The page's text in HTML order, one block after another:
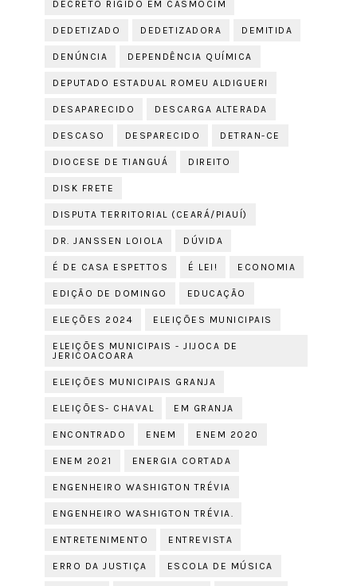
DECRETO RÍGIDO EM CASMOCIM
DEDETIZADO DEDETIZADORA DEMITIDA
DENÚNCIA DEPENDÊNCIA QUÍMICA
DEPUTADO ESTADUAL ROMEU ALDIGUERI
DESAPARECIDO DESCARGA ALTERADA
DESCASO DESPARECIDO DETRAN-CE
DIOCESE DE TIANGUÁ DIREITO
DISK FRETE
DISPUTA TERRITORIAL (CEARÁ/PIAUÍ)
DR. JANSSEN LOIOLA DÚVIDA
É DE CASA ESPETTOS É LEI! ECONOMIA
EDIÇÃO DE DOMINGO EDUCAÇÃO
ELEÇÕES 2024 ELEIÇÕES MUNICIPAIS
ELEIÇÕES MUNICIPAIS - JIJOCA DE
JERICOACOARA
ELEIÇÕES MUNICIPAIS GRANJA
ELEIÇÕES- CHAVAL EM GRANJA
ENCONTRADO ENEM ENEM 2020
ENEM 2021 ENERGIA CORTADA
ENGENHEIRO WASHIGTON TRÉVIA
ENGENHEIRO WASHIGTON TRÉVIA.
ENTRETENIMENTO ENTREVISTA
ERRO DA JUSTIÇA ESCOLA DE MÚSICA